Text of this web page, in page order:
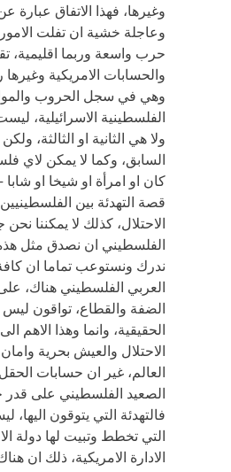
وغيرها، فهذا الاتفاق عبارة
وعاجلة خشية ان تفلت
حرب واسعة وربما اقليمية،
والحسابات الامريكية
وهي في سجل الحروب
الفلسطينية الاسرائيلية،
ولا هي الثانية او الثالثة،
السابق، وكما لا يمكن لاي
كان او امرأة او شيخا او
قصة التهدئة بين
الاحتلال، كذلك لا يمكننا
الفلسطيني ان نصدق مثل
ندرك ونستوعب تماما ان كافة
العربي الفلسطيني هناك،
الضفة والقطاع، تواقون ليس
الحقيقية، وانما وهذا الاهم
الاحتلال والعيش بحرية
العالم، غير ان حسابات الحقل
الصعيد الفلسطيني على قدر
فالتهدئة التي يتوقون اليها،
التي تخطط وتبيت لها دولة
الادارة الامريكية، ذلك ان